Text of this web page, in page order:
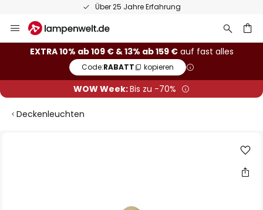
Über 25 Jahre Erfahrung
Inhalt
springen
EXTRA 10% ab 109 € & 13% ab 159 €auf fast alles
Code:RABATT kopieren
WOW Week:Bis zu -70%
Deckenleuchten